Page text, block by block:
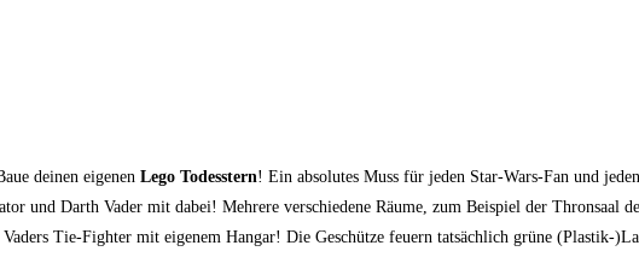
deinen eigenen Lego Todesstern! Ein absolutes Muss für jeden Star-Wars-Fan und
und Darth Vader mit dabei! Mehrere verschiedene Räume, zum Beispiel der
Tie-Fighter mit eigenem Hangar! Die Geschütze feuern tatsächlich grüne (Plastik-